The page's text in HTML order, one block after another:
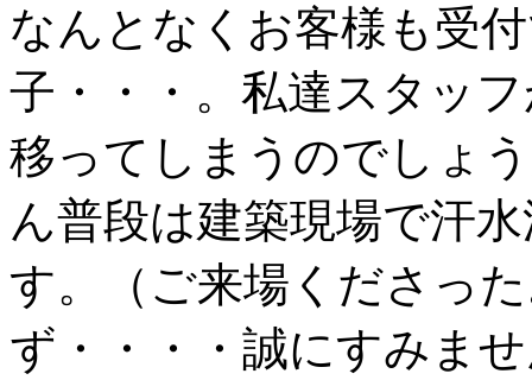
なんとなくお客様も受
子・・・。私達スタッ
移ってしまうのでしょ
ん普段は建築現場で汗
す。（ご来場くださっ
ず・・・・誠にすみま